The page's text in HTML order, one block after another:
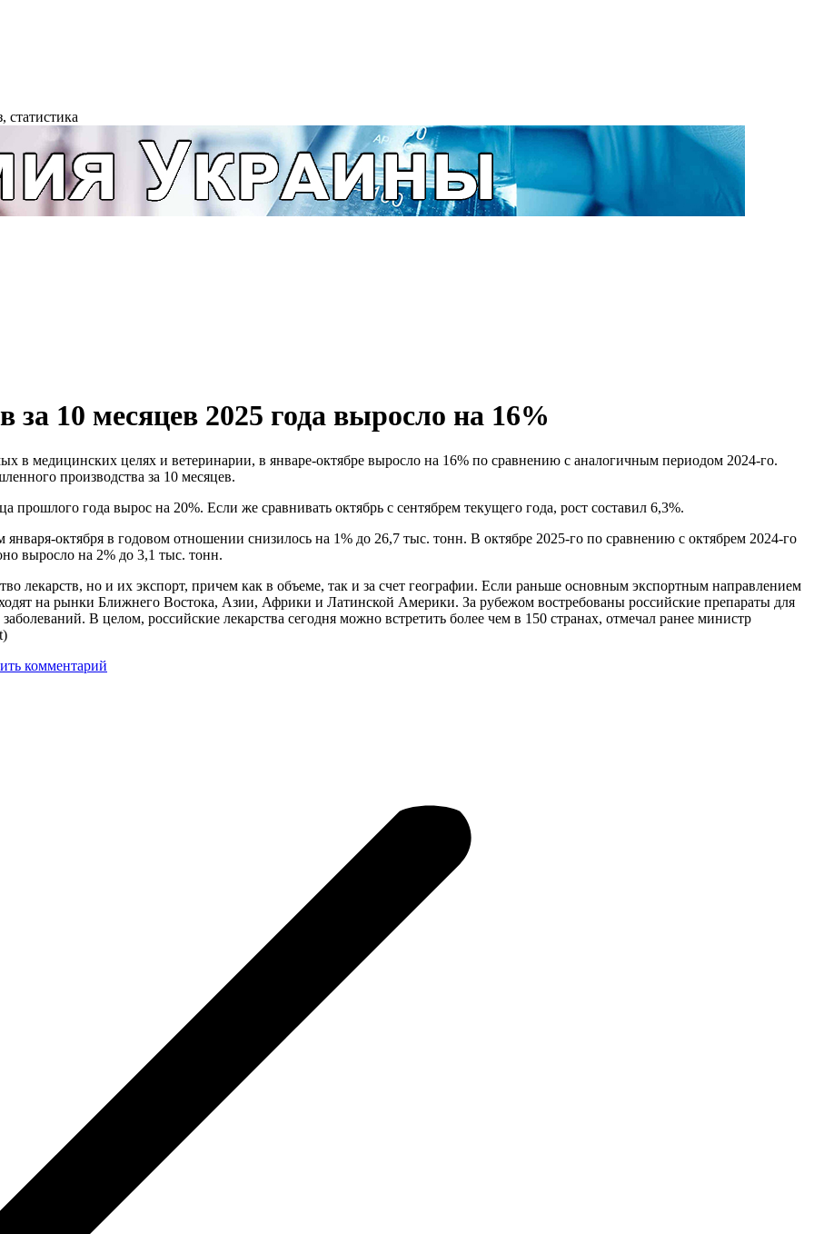
за 10 месяцев 2025 года выросло на 16%
в медицинских целях и ветеринарии, в январе-октябре выросло на 16% по сравнению с аналогичным периодом 2024-го.
производства за 10 месяцев.
прошлого года вырос на 20%. Если же сравнивать октябрь с сентябрем текущего года, рост составил 6,3%.
октября в годовом отношении снизилось на 1% до 26,7 тыс. тонн. В октябре 2025-го по сравнению с октябрем 2024-го
выросло на 2% до 3,1 тыс. тонн.
лекарств, но и их экспорт, причем как в объеме, так и за счет географии. Если раньше основным экспортным направлением
на рынки Ближнего Востока, Азии, Африки и Латинской Америки. За рубежом востребованы российские препараты для
В целом, российские лекарства сегодня можно встретить более чем в 150 странах, отмечал ранее министр
комментарий